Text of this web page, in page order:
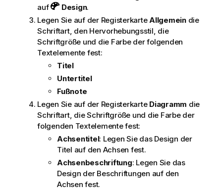
auf
Design.
Legen Sie auf der RegisterkarteAllgemeindie
Schriftart, den Hervorhebungsstil, die
Schriftgröße und die Farbe der folgenden
Textelemente fest:
Titel
Untertitel
Fußnote
Legen Sie auf der Registerkarte Diagramm die
Schriftart, die Schriftgröße und die Farbe der
folgenden Textelemente fest:
Achsentitel: Legen Sie das Design der
Titel auf den Achsen fest.
Achsenbeschriftung: Legen Sie das
Design der Beschriftungen auf den
Achsen fest.